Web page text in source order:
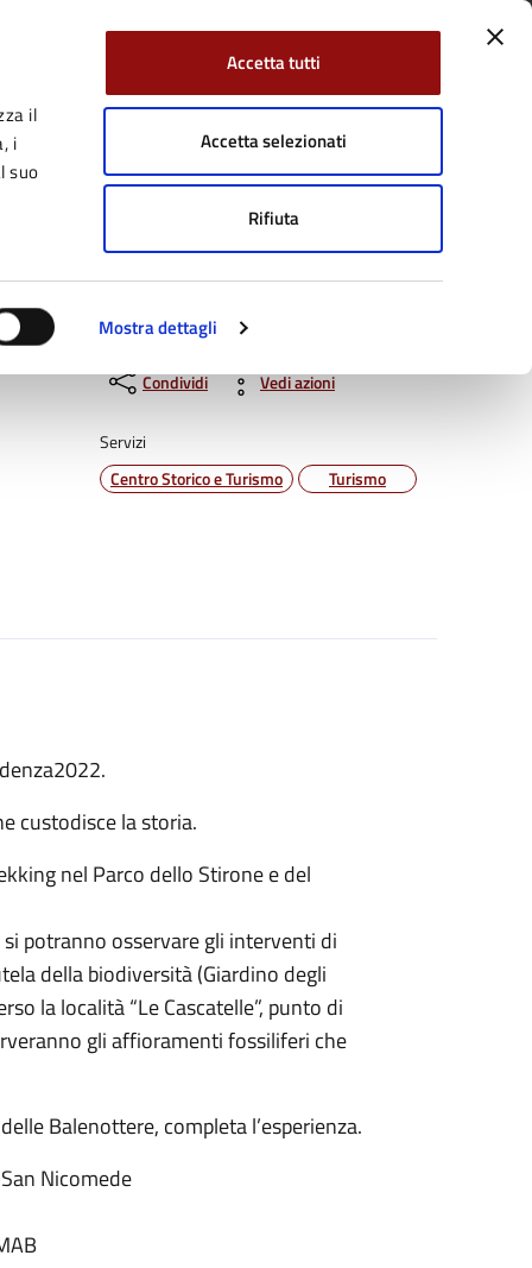
il
i
suo
Mostra dettagli
Accetta tutti
Accetta selezionati
Rifiuta
su: TwitterYouTube Cerca:
Tutti gli argomenti
Condividi Vedi azioni
Servizi
Centro Storico e Turismo
Turismo
custodisce la storia.
nel Parco dello Stirone e del
potranno osservare gli interventi di
della biodiversità (Giardino degli
la località “Le Cascatelle”, punto di
gli affioramenti fossiliferi che
Balenottere, completa l’esperienza.
Nicomede